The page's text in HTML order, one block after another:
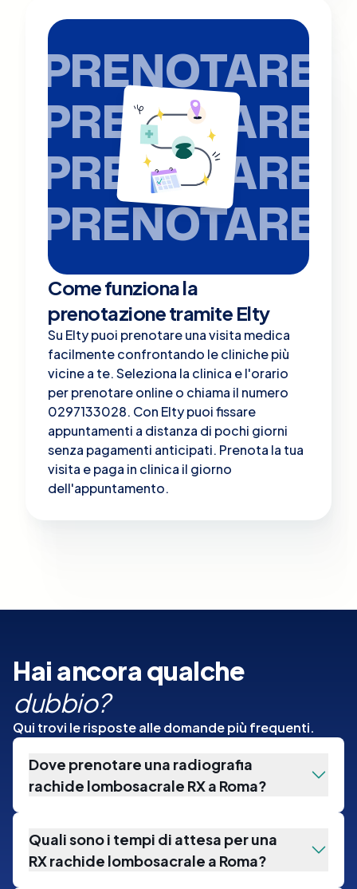
PRENOTARE
PRENOTARE
PRENOTARE
PRENOTARE
Come funziona la
prenotazione tramite Elty
Su Elty puoi prenotare una visita medica
facilmente confrontando le cliniche più
vicine a te. Seleziona la clinica e l'orario
per prenotare online o chiama il numero
0297133028. Con Elty puoi fissare
appuntamenti a distanza di pochi giorni
senza pagamenti anticipati. Prenota la tua
visita e paga in clinica il giorno
dell'appuntamento.
Hai ancora qualche
dubbio?
Qui trovi le risposte alle domande più frequenti.
Dove prenotare una radiografia
rachide lombosacrale RX a Roma?
Quali sono i tempi di attesa per una
RX rachide lombosacrale a Roma?